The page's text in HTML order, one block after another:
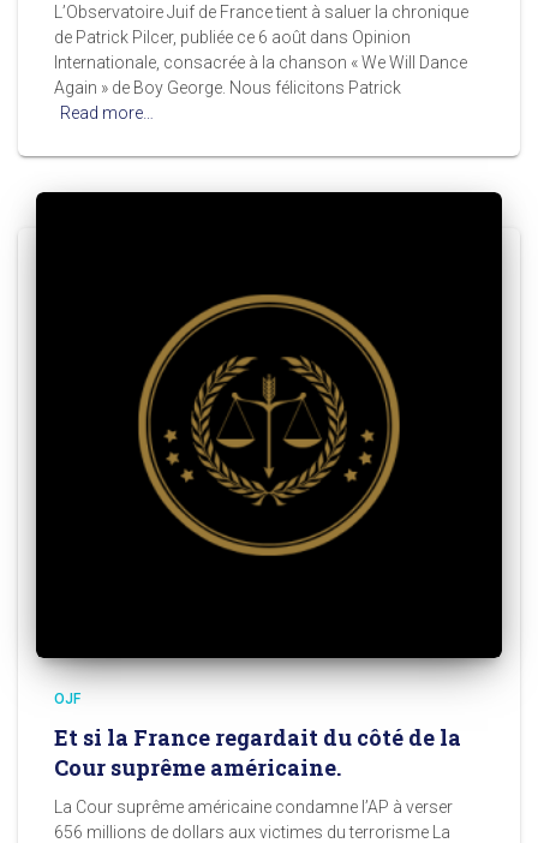
L’Observatoire Juif de France tient à saluer la chronique
de Patrick Pilcer, publiée ce 6 août dans Opinion
Internationale, consacrée à la chanson « We Will Dance
Again » de Boy George. Nous félicitons Patrick
Read more…
OJF
Et si la France regardait du côté de la
Cour suprême américaine.
La Cour suprême américaine condamne l’AP à verser
656 millions de dollars aux victimes du terrorisme La